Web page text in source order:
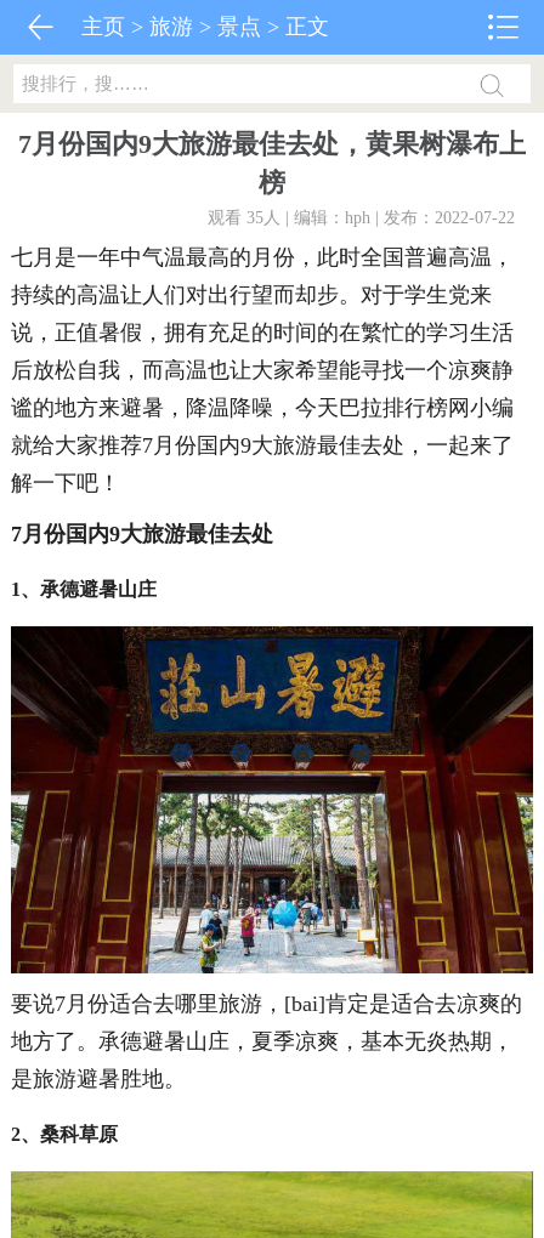
主页 >旅游 >景点 > 正文
7月份国内9大旅游最佳去处，黄果树瀑布上
榜
观看 35人 | 编辑：hph | 发布：2022-07-22
七月是一年中气温最高的月份，此时全国普遍高温，
持续的高温让人们对出行望而却步。对于学生党来
说，正值暑假，拥有充足的时间的在繁忙的学习生活
后放松自我，而高温也让大家希望能寻找一个凉爽静
谧的地方来避暑，降温降噪，今天巴拉排行榜网小编
就给大家推荐7月份国内9大旅游最佳去处，一起来了
解一下吧！
7月份国内9大旅游最佳去处
1、承德避暑山庄
要说7月份适合去哪里旅游，[bai]肯定是适合去凉爽的
地方了。承德避暑山庄，夏季凉爽，基本无炎热期，
是旅游避暑胜地。
2、桑科草原